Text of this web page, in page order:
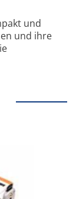
und
und ihre